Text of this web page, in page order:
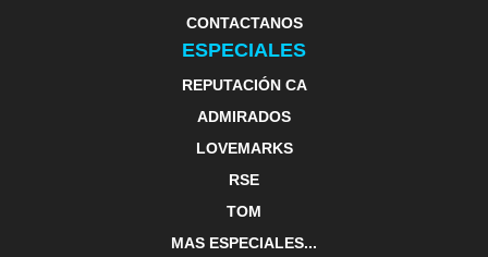
CONTACTANOS
ESPECIALES
REPUTACIÓN CA
ADMIRADOS
LOVEMARKS
RSE
TOM
MAS ESPECIALES...